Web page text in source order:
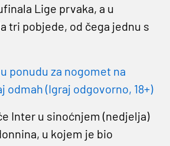
Lige prvaka, a u
tri pobjede, od čega jednu s
ponudu za nogomet na
odmah (Igraj odgovorno, 18+)
Inter u sinoćnjem (nedjelja)
u kojem je bio